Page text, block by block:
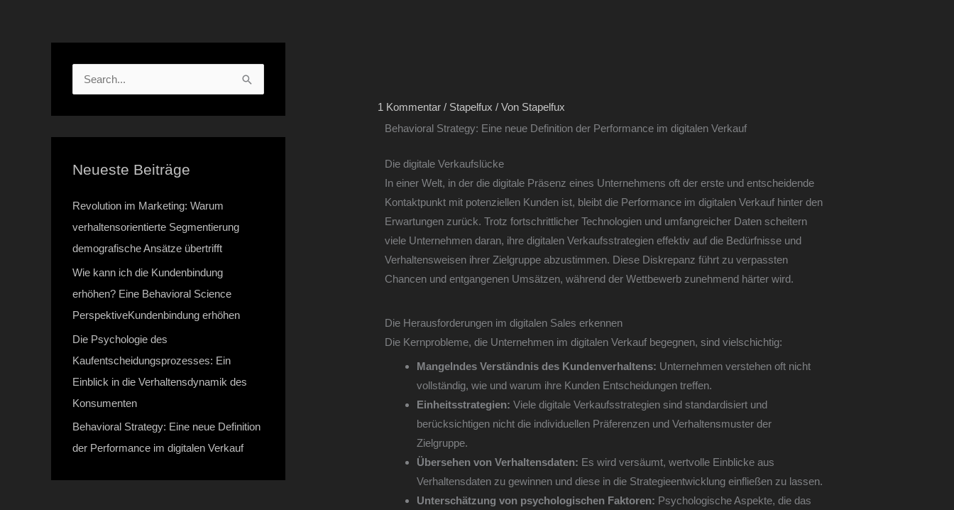
e
n
a
c
h
:
Neueste Beiträge
Revolution im Marketing: Warum
verhaltensorientierte Segmentierung
demografische Ansätze übertrifft
Wie kann ich die Kundenbindung
erhöhen? Eine Behavioral Science
PerspektiveKundenbindung erhöhen
Die Psychologie des
Kaufentscheidungsprozesses: Ein
Einblick in die Verhaltensdynamik des
Konsumenten
Behavioral Strategy: Eine neue Definition
der Performance im digitalen Verkauf
1 Kommentar / Stapelfux / Von Stapelfux
Behavioral Strategy: Eine neue Definition der Performance im digitalen Verkauf
Die digitale Verkaufslücke
In einer Welt, in der die digitale Präsenz eines Unternehmens oft der erste und entscheidende
Kontaktpunkt mit potenziellen Kunden ist, bleibt die Performance im digitalen Verkauf hinter den
Erwartungen zurück. Trotz fortschrittlicher Technologien und umfangreicher Daten scheitern
viele Unternehmen daran, ihre digitalen Verkaufsstrategien effektiv auf die Bedürfnisse und
Verhaltensweisen ihrer Zielgruppe abzustimmen. Diese Diskrepanz führt zu verpassten
Chancen und entgangenen Umsätzen, während der Wettbewerb zunehmend härter wird.
Die Herausforderungen im digitalen Sales erkennen
Die Kernprobleme, die Unternehmen im digitalen Verkauf begegnen, sind vielschichtig:
Mangelndes Verständnis des Kundenverhaltens: Unternehmen verstehen oft nicht
vollständig, wie und warum ihre Kunden Entscheidungen treffen.
Einheitsstrategien: Viele digitale Verkaufsstrategien sind standardisiert und
berücksichtigen nicht die individuellen Präferenzen und Verhaltensmuster der
Zielgruppe.
Übersehen von Verhaltensdaten: Es wird versäumt, wertvolle Einblicke aus
Verhaltensdaten zu gewinnen und diese in die Strategieentwicklung einfließen zu lassen.
Unterschätzung von psychologischen Faktoren: Psychologische Aspekte, die das